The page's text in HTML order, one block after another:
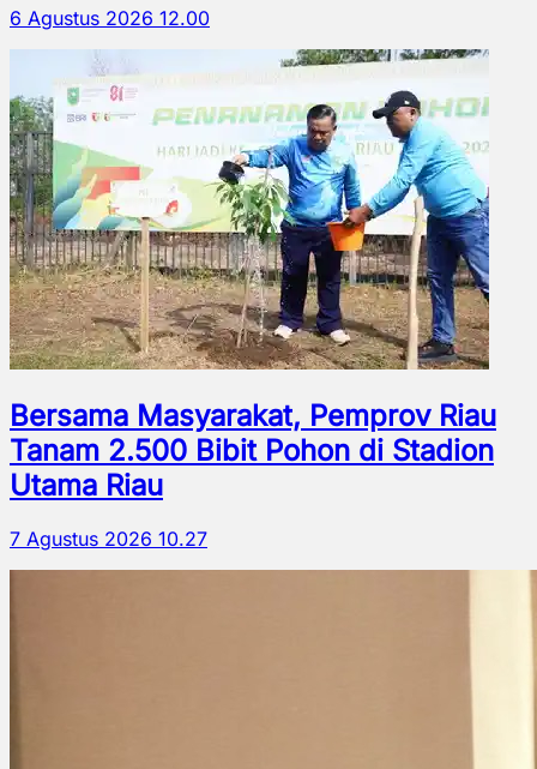
6 Agustus 2026 12.00
Bersama Masyarakat, Pemprov Riau
Tanam 2.500 Bibit Pohon di Stadion
Utama Riau
7 Agustus 2026 10.27